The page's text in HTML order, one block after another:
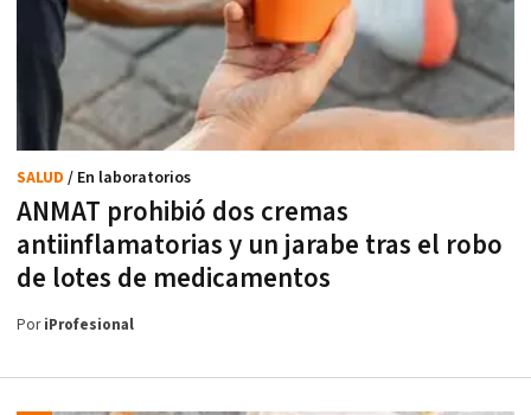
ANMAT prohibió dos cremas
antiinflamatorias y un jarabe tras el robo
de lotes de medicamentos
SALUD / En laboratorios
PoriProfesional